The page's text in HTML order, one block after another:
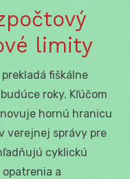
limity
fiškálne
roky. Kľúčom
hornú hranicu
verejnej správy pre
cyklickú
a